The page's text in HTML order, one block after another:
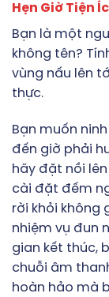
Hẹn Giờ Tiện
Bạn là một
không tên?
vùng nấu lên
thực.
Bạn muốn
đến giờ phải
hãy đặt nồi
cài đặt đếm
rời khỏi không
nhiệm vụ đun
gian kết thúc,
chuỗi âm
hoàn hảo mà